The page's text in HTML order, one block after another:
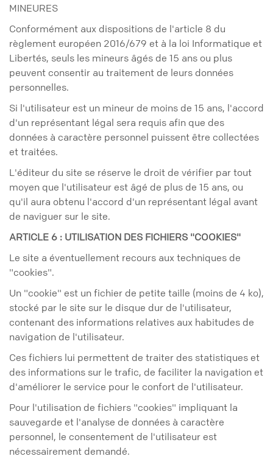
MINEURES
Conformément aux dispositions de l'article 8 du
règlement européen 2016/679 et à la loi Informatique et
Libertés, seuls les mineurs âgés de 15 ans ou plus
peuvent consentir au traitement de leurs données
personnelles.
Si l'utilisateur est un mineur de moins de 15 ans, l'accord
d'un représentant légal sera requis afin que des
données à caractère personnel puissent être collectées
et traitées.
L'éditeur du site se réserve le droit de vérifier par tout
moyen que l'utilisateur est âgé de plus de 15 ans, ou
qu'il aura obtenu l'accord d'un représentant légal avant
de naviguer sur le site.
ARTICLE 6 : UTILISATION DES FICHIERS "COOKIES"
Le site a éventuellement recours aux techniques de
"cookies".
Un "cookie" est un fichier de petite taille (moins de 4 ko),
stocké par le site sur le disque dur de l'utilisateur,
contenant des informations relatives aux habitudes de
navigation de l'utilisateur.
Ces fichiers lui permettent de traiter des statistiques et
des informations sur le trafic, de faciliter la navigation et
d'améliorer le service pour le confort de l'utilisateur.
Pour l'utilisation de fichiers "cookies" impliquant la
sauvegarde et l'analyse de données à caractère
personnel, le consentement de l'utilisateur est
nécessairement demandé.